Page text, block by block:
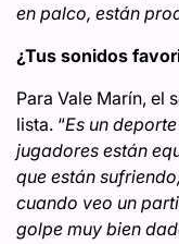
en palco, están
¿Tus sonidos
Para Vale Marín, el
lista. “Es un
jugadores están
que están
cuando veo un
golpe muy bien